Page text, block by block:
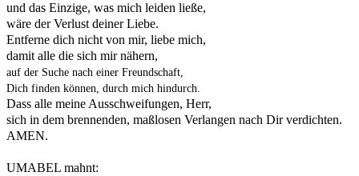
und das Einzige, was mich leiden ließe,
wäre der Verlust deiner Liebe.
Entferne dich nicht von mir, liebe mich,
damit alle die sich mir nähern,
auf der Suche nach einer Freundschaft,
Dich finden können, durch mich hindurch.
Dass alle meine Ausschweifungen, Herr,
sich in dem brennenden, maßlosen Verlangen nach Dir verdichten.
AMEN.
UMABEL mahnt: